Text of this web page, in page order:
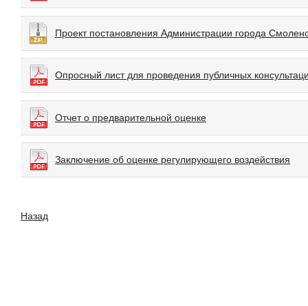
Проект постановления Администрации города
Опросный лист для проведения публичных
Отчет о предварительной оценке
Заключение об оценке регулирующего воздействия
Назад